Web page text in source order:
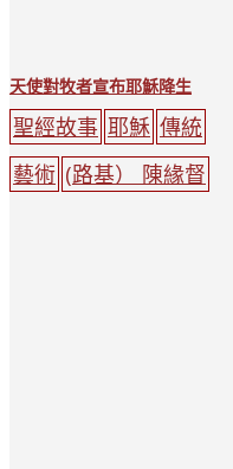
天使對牧者宣布耶穌降生
聖經故事 耶穌 傳統
藝術 (路基） 陳緣督